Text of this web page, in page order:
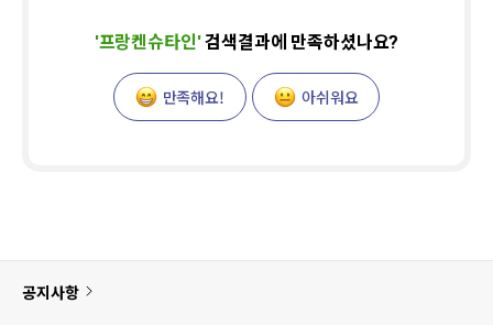
'프랑켄슈타인'검색결과에 만족하셨나요?
만족해요! 아쉬워요
공지사항